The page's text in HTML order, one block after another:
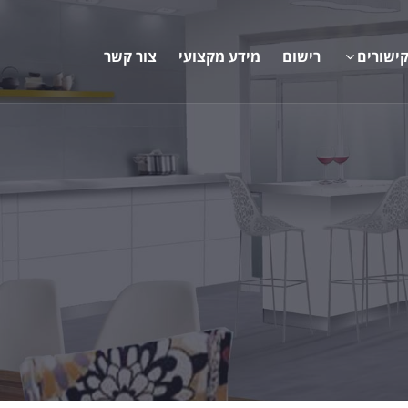
קישורים רישום מידע מקצועי צור קשר